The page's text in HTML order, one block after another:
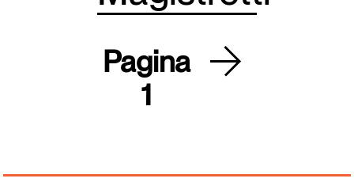
Paginazione
Pagina
1
Pagina
››